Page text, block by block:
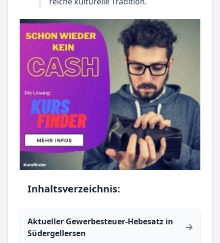
Inhaltsverzeichnis:
Aktueller Gewerbesteuer-Hebesatz in
Südergellersen